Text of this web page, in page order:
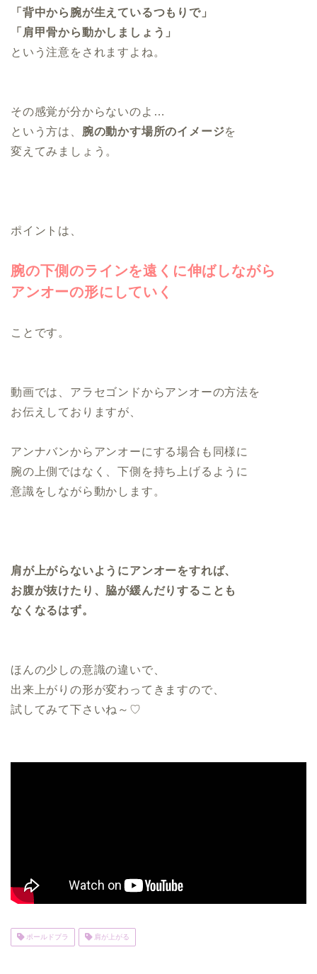
「背中から腕が生えているつもりで」
「肩甲骨から動かしましょう」
という注意をされますよね。
その感覚が分からないのよ…
という方は、 腕の動かす場所のイメージを
変えてみましょう。
ポイントは、
腕の下側のラインを遠くに伸ばしながら
アンオーの形にしていく
ことです。
動画では、アラセゴンドからアンオーの方法を
お伝えしておりますが、
アンナバンからアンオーにする場合も同様に
腕の上側ではなく、下側を持ち上げるように
意識をしながら動かします。
肩が上がらないようにアンオーをすれば、
お腹が抜けたり、脇が緩んだりすることも
なくなるはず。
ほんの少しの意識の違いで、
出来上がりの形が変わってきますので、
試してみて下さいね～♡
ポールドブラ 肩が上がる